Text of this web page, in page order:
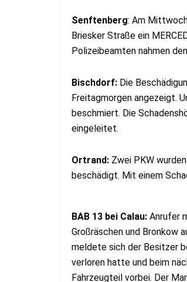
Senftenberg: Am
Briesker Straße ein
Polizeibeamten nahmen
Bischdorf: Die
Freitagmorgen angezeigt.
beschmiert. Die
eingeleitet.
Ortrand: Zwei PKW
beschädigt. Mit einem
BAB 13 bei Calau: Anrufer
Großräschen und Bronkow
meldete sich der Besitzer
verloren hatte und beim
Fahrzeugteil vorbei. Der